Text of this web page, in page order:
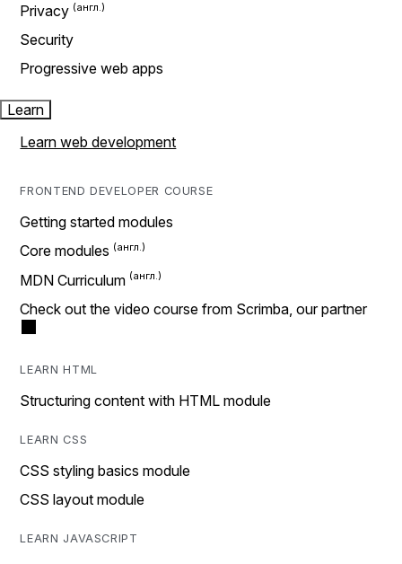
Privacy
Security
Progressive web apps
Learn
Learn web development
FRONTEND DEVELOPER COURSE
Getting started modules
Core modules
MDN Curriculum
Check out the video course from Scrimba, our partner
LEARN HTML
Structuring content with HTML module
LEARN CSS
CSS styling basics module
CSS layout module
LEARN JAVASCRIPT